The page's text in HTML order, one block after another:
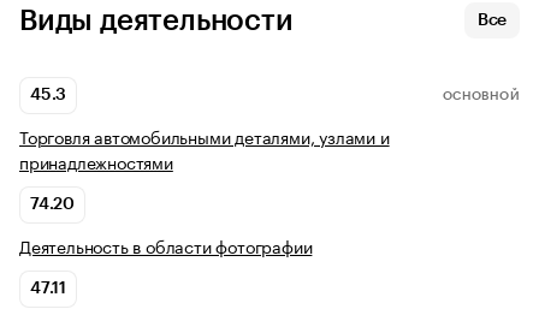
Виды деятельности Все
45.3 ОСНОВНОЙ
Торговля автомобильными деталями, узлами и
принадлежностями
74.20
Деятельность в области фотографии
47.11